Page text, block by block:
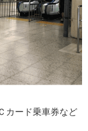
カード乗車券など